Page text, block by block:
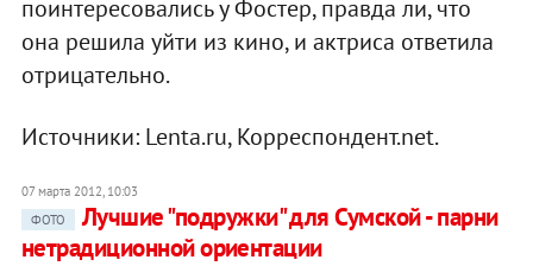
поинтересовались у Фостер, правда ли, что
она решила уйти из кино, и актриса ответила
отрицательно.
Источники: Lenta.ru, Корреспондент.net.
07 марта 2012, 10:03
ФОТО
Лучшие "подружки" для Сумской - парни
нетрадиционной ориентации